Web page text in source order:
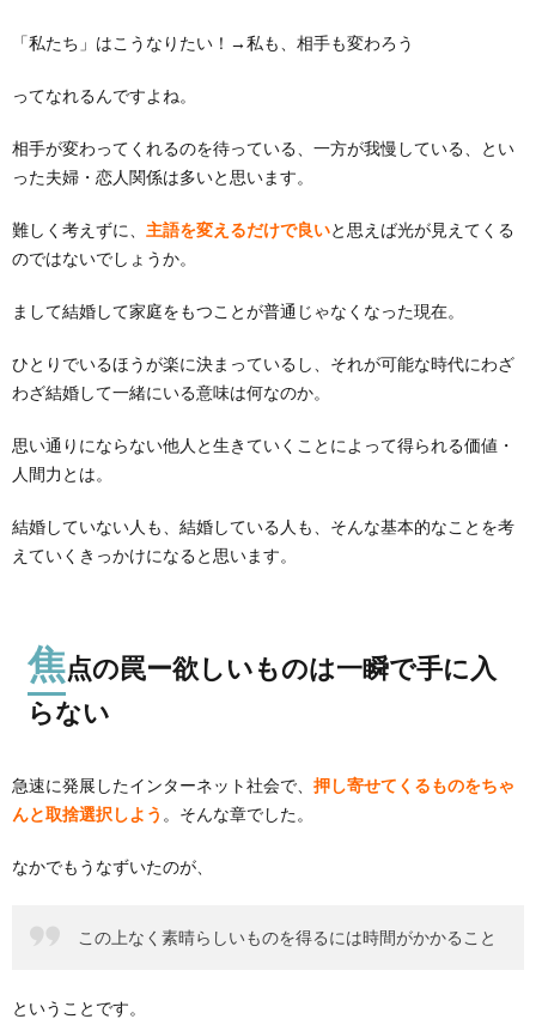
「私たち」はこうなりたい！→私も、相手も変わろう
ってなれるんですよね。
相手が変わってくれるのを待っている、一方が我慢している、とい
った夫婦・恋人関係は多いと思います。
難しく考えずに、 主語を変えるだけで良いと思えば光が見えてくる
のではないでしょうか。
まして結婚して家庭をもつことが普通じゃなくなった現在。
ひとりでいるほうが楽に決まっているし、それが可能な時代にわざ
わざ結婚して一緒にいる意味は何なのか。
思い通りにならない他人と生きていくことによって得られる価値・
人間力とは。
結婚していない人も、結婚している人も、そんな基本的なことを考
えていくきっかけになると思います。
焦点の罠ー欲しいものは一瞬で手に入
らない
急速に発展したインターネット社会で、 押し寄せてくるものをちゃ
んと取捨選択しよう 。そんな章でした。
なかでもうなずいたのが、
この上なく素晴らしいものを得るには時間がかかること
ということです。